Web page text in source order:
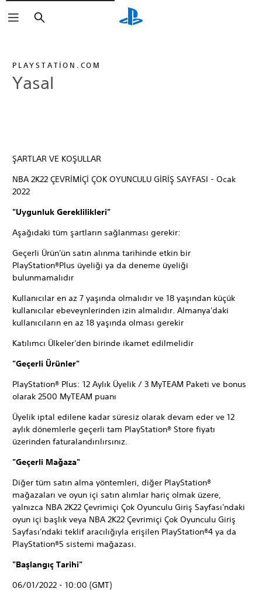
Arama
PLAYSTATION.COM
Yasal
ŞARTLAR VE KOŞULLAR
NBA 2K22 ÇEVRİMİÇİ ÇOK OYUNCULU GİRİŞ SAYFASI - Ocak
2022
"Uygunluk Gereklilikleri"
Aşağıdaki tüm şartların sağlanması gerekir:
Geçerli Ürün'ün satın alınma tarihinde etkin bir
PlayStation®Plus üyeliği ya da deneme üyeliği
bulunmamalıdır
Kullanıcılar en az 7 yaşında olmalıdır ve 18 yaşından küçük
kullanıcılar ebeveynlerinden izin almalıdır. Almanya'daki
kullanıcıların en az 18 yaşında olması gerekir
Katılımcı Ülkeler'den birinde ikamet edilmelidir
"Geçerli Ürünler"
PlayStation® Plus: 12 Aylık Üyelik / 3 MyTEAM Paketi ve bonus
olarak 2500 MyTEAM puanı
Üyelik iptal edilene kadar süresiz olarak devam eder ve 12
aylık dönemlerle geçerli tam PlayStation® Store fiyatı
üzerinden faturalandırılırsınız.
"Geçerli Mağaza"
Diğer tüm satın alma yöntemleri, diğer PlayStation®
mağazaları ve oyun içi satın alımlar hariç olmak üzere,
yalnızca NBA 2K22 Çevrimiçi Çok Oyunculu Giriş Sayfası'ndaki
oyun içi başlık veya NBA 2K22 Çevrimiçi Çok Oyunculu Giriş
Sayfası'ndaki teklif aracılığıyla erişilen PlayStation®4 ya da
PlayStation®5 sistemi mağazası.
"Başlangıç Tarihi"
06/01/2022 - 10:00 (GMT)